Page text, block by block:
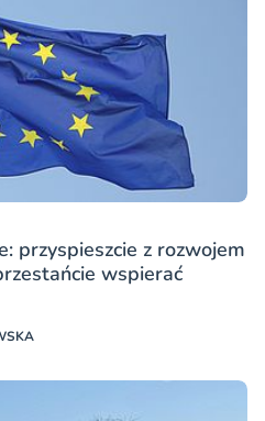
przyspieszcie z rozwojem
wspierać